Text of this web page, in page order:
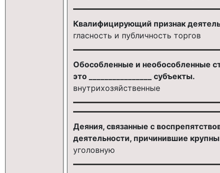
Квалифицирующий признак
гласность и публичность торгов
Обособленные и необособленные
это ________________ субъекты.
внутрихозяйственные
Деяния, связанные с
деятельности, причинившие
уголовную